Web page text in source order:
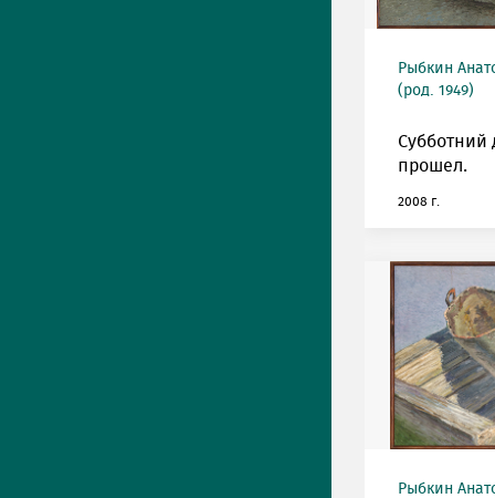
Рыбкин
(род. 1949)
Субботний
прошел.
2008 г.
Рыбкин